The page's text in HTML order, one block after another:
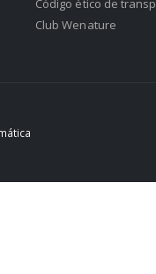
Código ético de
Club Wenature